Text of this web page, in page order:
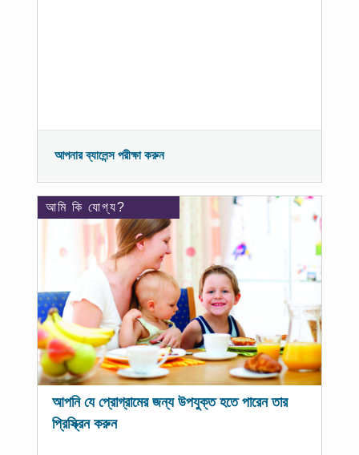
আপনার ব্যালেন্স পরীক্ষা করুন
আমি কি যোগ্য?
আপনি যে প্রোগ্রামের জন্য উপযুক্ত হতে পারেন তার
প্রিস্ক্রিন করুন